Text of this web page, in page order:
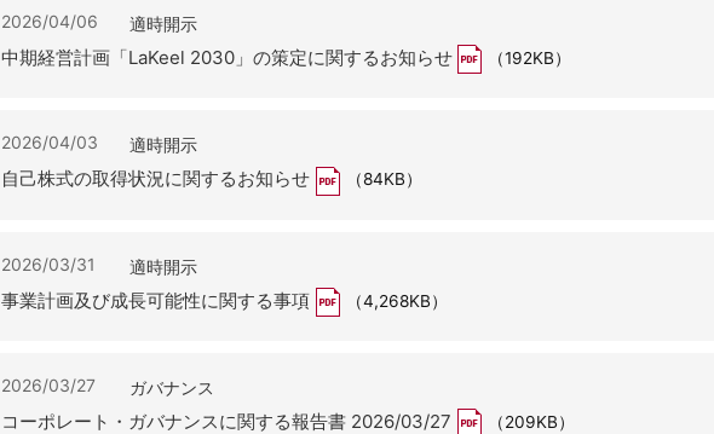
2026/04/06 適時開示
中期経営計画「LaKeel 2030」の策定に関するお知らせ （192KB）
2026/04/03 適時開示
自己株式の取得状況に関するお知らせ （84KB）
2026/03/31 適時開示
事業計画及び成長可能性に関する事項 （4,268KB）
2026/03/27 ガバナンス
コーポレート・ガバナンスに関する報告書 2026/03/27 （209KB）